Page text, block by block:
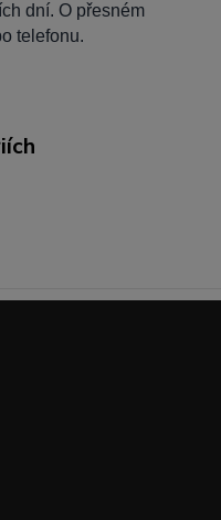
dní. O přesném
telefonu.